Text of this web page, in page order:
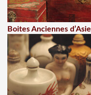
Boites Anciennes d’Asie